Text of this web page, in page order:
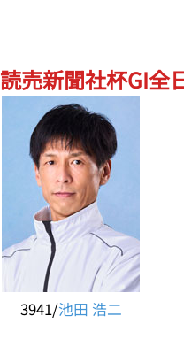
読売新聞社杯GI全
3941/池田 浩二